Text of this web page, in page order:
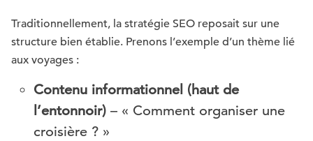
Traditionnellement, la stratégie SEO reposait sur une
structure bien établie. Prenons l’exemple d’un thème lié
aux voyages :
Contenu informationnel (haut de
l’entonnoir) – « Comment organiser une
croisière ? »